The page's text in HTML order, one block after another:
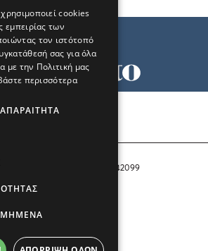
Πιστοποίησης Μ.Η.Τ. 242099
© 2026 Το Μανιφέστο
cookies
εμπειρίας των
τον ιστότοπό
σας για όλα
την Πολιτική μας
περισσότερα